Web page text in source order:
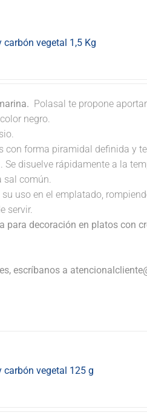
vegetal 1,5 Kg
Polasal te propone
negro.
con forma piramidal definida y
Se disuelve rápidamente a la
sal común.
su uso en el emplatado,
servir.
para decoración en platos con
escríbanos a
carbón vegetal 125 g